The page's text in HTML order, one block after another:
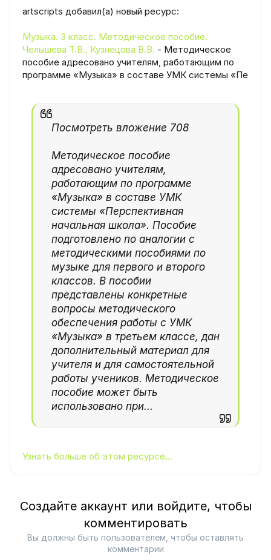
artscripts добавил(а) новый ресурс:
Музыка. 3 класс. Методическое пособие.
Челышева Т.В., Кузнецова В.В. - Методическое
пособие адресовано учителям, работающим по
программе «Музыка» в составе УМК системы «Пе
Посмотреть вложение 708
Методическое пособие
адресовано учителям,
работающим по программе
«Музыка» в составе УМК
системы «Перспективная
начальная школа». Пособие
подготовлено по аналогии с
методическими пособиями по
музыке для первого и второго
классов. В пособии
представлены конкретные
вопросы методического
обеспечения работы с УМК
«Музыка» в третьем классе, дан
дополнительный материал для
учителя и для самостоятельной
работы учеников. Методическое
пособие может быть
использовано при...
Узнать больше об этом ресурсе...
Создайте аккаунт или войдите, чтобы
комментировать
Вы должны быть пользователем, чтобы оставлять
комментарии